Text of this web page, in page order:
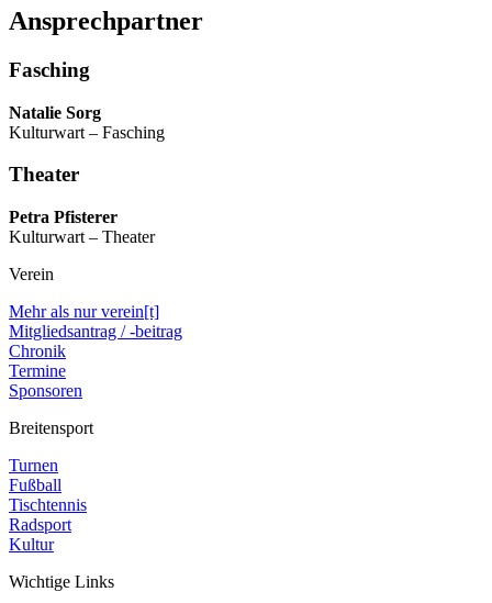
Ansprechpartner
Fasching
Natalie Sorg
Kulturwart – Fasching
Theater
Petra Pfisterer
Kulturwart – Theater
Verein
Mehr als nur verein[t]
Mitgliedsantrag / -beitrag
Chronik
Termine
Sponsoren
Breitensport
Turnen
Fußball
Tischtennis
Radsport
Kultur
Wichtige Links